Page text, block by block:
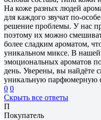
На коже разных людей
для каждого звучат по-
решение проблемы. У нас
поэтому их можно
более сладким ароматом,
уникальном миксе. В нашей
эмоциональных ароматов
день. Уверены, вы найдёте
уникальную парфюмерную
0 0
Скрыть все ответы
П
Покупатель